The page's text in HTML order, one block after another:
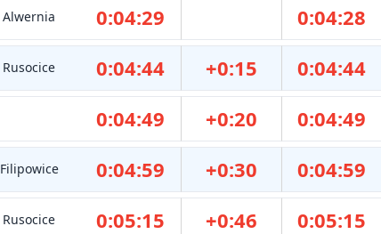
Alwernia 0:04:29 0:04:28
Rusocice 0:04:44 +0:15 0:04:44
0:04:49 +0:20 0:04:49
Filipowice 0:04:59 +0:30 0:04:59
Rusocice 0:05:15 +0:46 0:05:15